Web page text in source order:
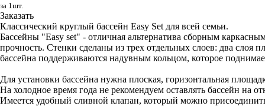
за 1шт.
Заказать
Классический круглый бассейн Easy Set для всей семьи.
Бассейны "Easy set" - отличная альтернатива сборным
прочность. Стенки сделаны из трех отдельных слоев: два
бассейна поддерживаются надувным кольцом, которое
Для установки бассейна нужна плоская, горизонтальная
На холодное время года не рекомендуем оставлять бассейн на
Имеется удобный сливной клапан, который можно